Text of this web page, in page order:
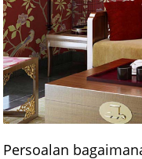
Persoalan